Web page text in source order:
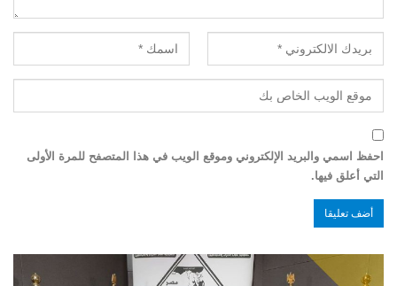
احفظ اسمي والبريد الإلكتروني وموقع الويب في هذا المتصفح للمرة الأولى
التي أعلق فيها.